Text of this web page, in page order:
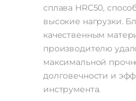
сплава HRC50,
высокие нагрузки.
качественным
производителю
максимальной
долговечности и
инструмента.